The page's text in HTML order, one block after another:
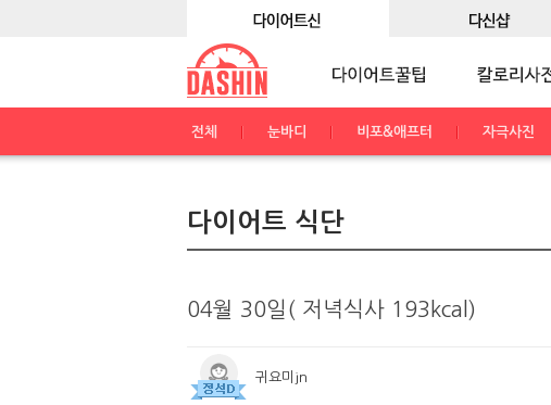
전체 눈바디 비포&애프터 자극사진
다이어트 식단
04월 30일( 저녁식사 193kcal)
귀요미jn